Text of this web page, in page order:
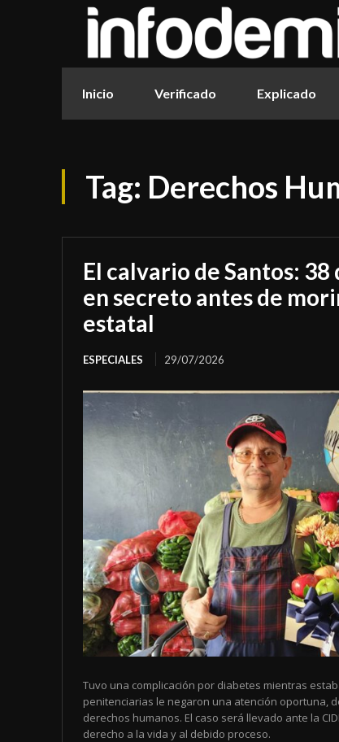
Inicio Verificado Explicado
Tag: Derechos
El calvario de Santos:
en secreto antes de
estatal
ESPECIALES 29/07/2026
Tuvo una complicación por diabetes mientras
penitenciarias le negaron una atención oportuna,
derechos humanos. El caso será llevado ante la
derecho a la vida y al debido proceso.